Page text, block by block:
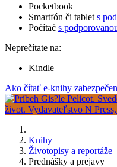
Pocketbook
Smartfón či tablet s
Počítač s
Neprečítate na:
Kindle
Ako čítať e-knihy
Knihy
Životopisy a reportáže
Prednášky a prejavy